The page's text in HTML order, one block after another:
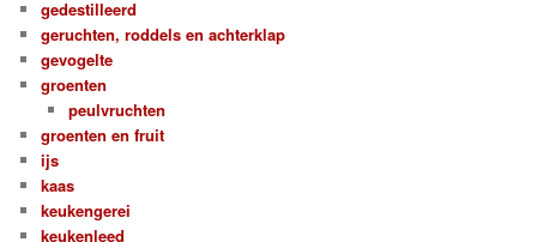
gedestilleerd
geruchten, roddels en achterklap
gevogelte
groenten
peulvruchten
groenten en fruit
ijs
kaas
keukengerei
keukenleed